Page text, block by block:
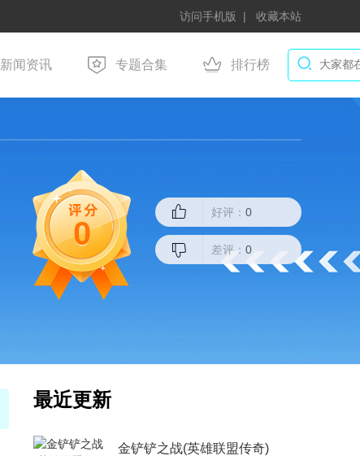
访问手机版 收藏本站
新闻资讯 专题合集 排行榜
0
好评： 0
差评： 0
最近更新
金铲铲之战(英雄联盟传奇)